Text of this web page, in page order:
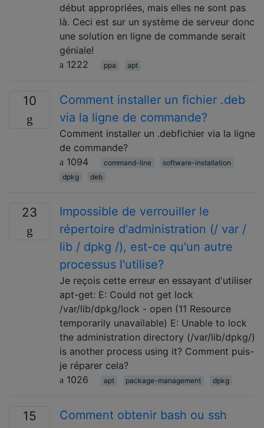
début appropriées, mais elles ne sont pas
là. Ceci est sur un système de serveur donc
une solution en ligne de commande serait
géniale!
1222
ppa apt
10
Comment installer un fichier .deb
via la ligne de commande?
Comment installer un .debfichier via la ligne
de commande?
1094
command-line
software-installation
dpkg
deb
23
Impossible de verrouiller le
répertoire d'administration (/ var /
lib / dpkg /), est-ce qu'un autre
processus l'utilise?
Je reçois cette erreur en essayant d'utiliser
apt-get: E: Could not get lock
/var/lib/dpkg/lock - open (11 Resource
temporarily unavailable) E: Unable to lock
the administration directory (/var/lib/dpkg/)
is another process using it? Comment puis-
je réparer cela?
1026
apt package-management dpkg
15
Comment obtenir bash ou ssh